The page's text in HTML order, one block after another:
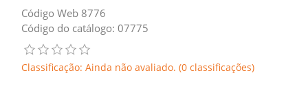
Código Web 8776
Código do catálogo: 07775
Classificação: Ainda não avaliado. (0 classificações)